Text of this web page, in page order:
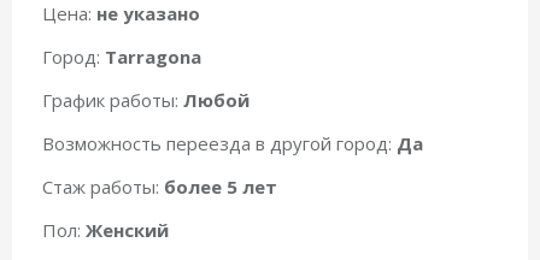
Цена: не указано
Город: Tarragona
График работы: Любой
Возможность переезда в другой город: Да
Стаж работы: более 5 лет
Пол: Женский